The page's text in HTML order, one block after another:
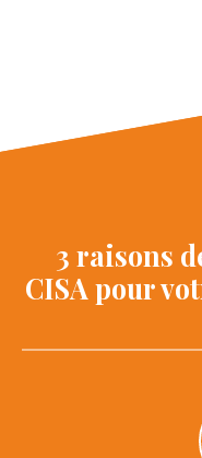
3 raisons
CISA pour